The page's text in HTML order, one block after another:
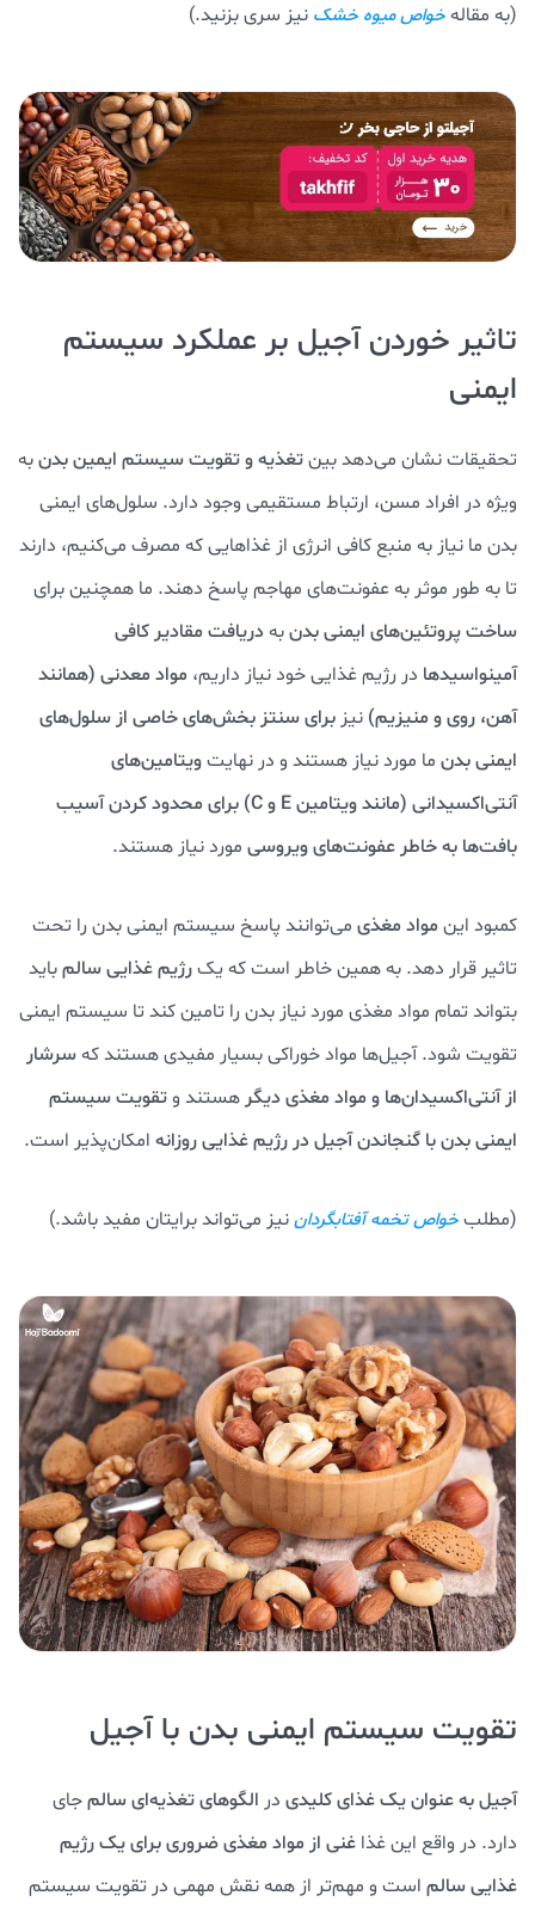
(به مقالهخواص میوه خشک نیز سری بزنید.)
تاثیر خوردن آجیل بر عملکرد سیستم
ایمنی
تحقیقات نشان می‌دهد بینتغذیه و تقویت سیستم ایمین بدنبه
ویژه در افراد مسن، ارتباط مستقیمی وجود دارد. سلول‌های ایمنی
بدن ما نیاز به منبع کافی انرژی از غذاهایی که مصرف می‌کنیم، دارند
تا به طور موثر به عفونت‌های مهاجم پاسخ دهند. ما همچنین برای
ساخت پروتئین‌های ایمنی بدنبهدریافت مقادیر کافی
آمینواسیدها در رژیم غذایی خود نیاز داریم، مواد معدنی (همانند
آهن، روی و منیزیم) نیز برای سنتز بخش‌های خاصی از سلول‌های
ایمنی بدن ما مورد نیاز هستند و در نهایتویتامین‌های
آنتی‌اکسیدانی (مانند ویتامین E و C) برای محدود کردن آسیب
بافت‌ها به خاطر عفونت‌های ویروسی مورد نیاز هستند.
کمبود اینمواد مغذی می‌توانند پاسخ سیستم ایمنی بدن را تحت
تاثیر قرار دهد. به همین خاطر است که یکرژیم غذایی سالمباید
بتواند تمام مواد مغذی مورد نیاز بدن را تامین کند تا سیستم ایمنی
تقویت شود. آجیل‌ها مواد خوراکی بسیار مفیدی هستند کهسرشار
از آنتی‌اکسیدان‌ها و مواد مغذی دیگر هستند وتقویت سیستم
ایمنی بدن با گنجاندن آجیل در رژیم غذایی روزانه امکان‌پذیر است.
(مطلبخواص تخمه آفتابگرداننیز می‌تواند برایتان مفید باشد.)
تقویت سیستم ایمنی بدن با آجیل
آجیل به عنوان یک غذای کلیدی در الگوهای تغذیه‌ای سالمجای
دارد. در واقع این غذا غنی از مواد مغذی ضروری برای یک رژیم
غذایی سالم است و مهم‌تر از همه نقش مهمی در تقویت سیستم